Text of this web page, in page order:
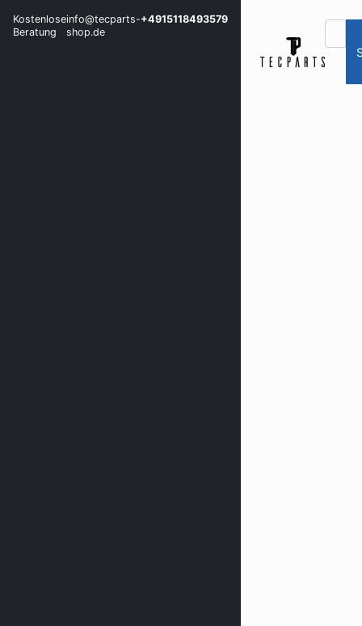
Kostenlose
Beratung
info@tecparts-
shop.de
+4915118493579